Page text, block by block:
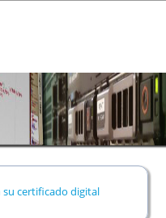
su certificado digital